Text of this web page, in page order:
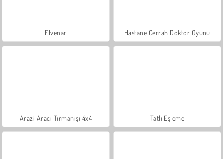
Elvenar Hastane Cerrah Doktor Oyunu
Arazi Aracı Tırmanışı 4x4 Tatlı Eşleme